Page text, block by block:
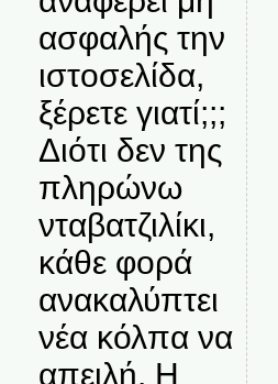
ασφαλής την
ιστοσελίδα,
ξέρετε γιατί;;;
Διότι δεν της
πληρώνω
νταβατζιλίκι,
κάθε φορά
ανακαλύπτει
νέα κόλπα να
απειλή. Η